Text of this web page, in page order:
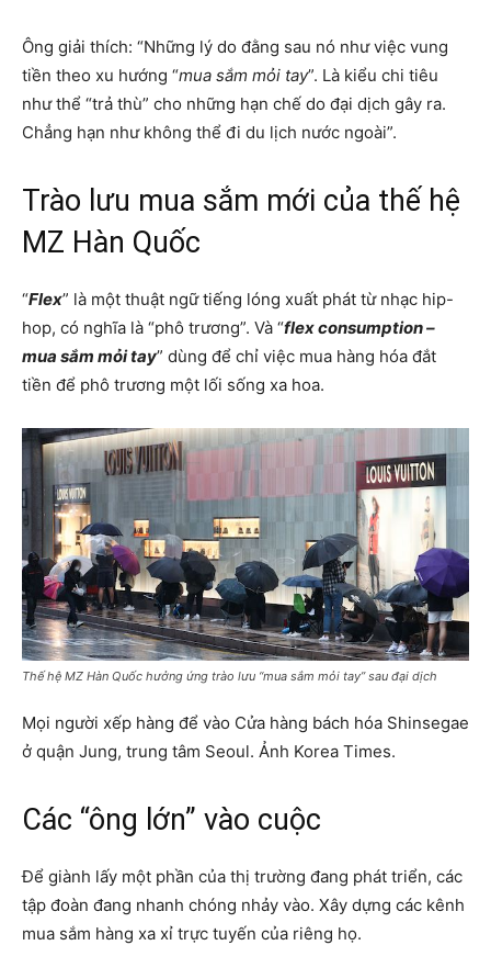
Ông giải thích: “Những lý do đằng sau nó như việc vung
tiền theo xu hướng “mua sắm mỏi tay”. Là kiểu chi tiêu
như thể “trả thù” cho những hạn chế do đại dịch gây ra.
Chẳng hạn như không thể đi du lịch nước ngoài”.
Trào lưu mua sắm mới của thế hệ
MZ Hàn Quốc
“Flex” là một thuật ngữ tiếng lóng xuất phát từ nhạc hip-
hop, có nghĩa là “phô trương”. Và “flex consumption –
mua sắm mỏi tay” dùng để chỉ việc mua hàng hóa đắt
tiền để phô trương một lối sống xa hoa.
Thế hệ MZ Hàn Quốc hưởng ứng trào lưu “mua sắm mỏi tay” sau đại dịch
Mọi người xếp hàng để vào Cửa hàng bách hóa Shinsegae
ở quận Jung, trung tâm Seoul. Ảnh Korea Times.
Các “ông lớn” vào cuộc
Để giành lấy một phần của thị trường đang phát triển, các
tập đoàn đang nhanh chóng nhảy vào. Xây dựng các kênh
mua sắm hàng xa xỉ trực tuyến của riêng họ.